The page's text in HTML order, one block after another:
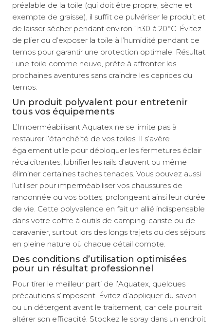
préalable de la toile (qui doit être propre, sèche et
exempte de graisse), il suffit de pulvériser le produit et
de laisser sécher pendant environ 1h30 à 20°C. Évitez
de plier ou d’exposer la toile à l’humidité pendant ce
temps pour garantir une protection optimale. Résultat
: une toile comme neuve, prête à affronter les
prochaines aventures sans craindre les caprices du
temps.
Un produit polyvalent pour entretenir
tous vos équipements
L’Imperméabilisant Aquatex ne se limite pas à
restaurer l’étanchéité de vos toiles. Il s’avère
également utile pour débloquer les fermetures éclair
récalcitrantes, lubrifier les rails d’auvent ou même
éliminer certaines taches tenaces. Vous pouvez aussi
l’utiliser pour imperméabiliser vos chaussures de
randonnée ou vos bottes, prolongeant ainsi leur durée
de vie. Cette polyvalence en fait un allié indispensable
dans votre coffre à outils de camping-cariste ou de
caravanier, surtout lors des longs trajets ou des séjours
en pleine nature où chaque détail compte.
Des conditions d’utilisation optimisées
pour un résultat professionnel
Pour tirer le meilleur parti de l’Aquatex, quelques
précautions s’imposent. Évitez d’appliquer du savon
ou un détergent avant le traitement, car cela pourrait
altérer son efficacité. Stockez le spray dans un endroit